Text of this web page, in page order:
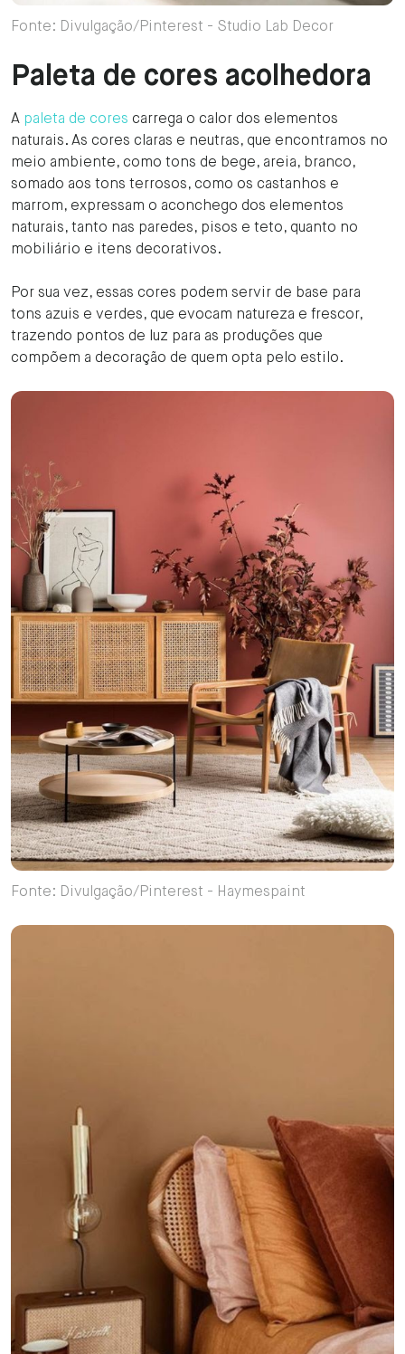
Fonte: Divulgação/Pinterest - Studio Lab Decor
Paleta de cores acolhedora
A paleta de cores carrega o calor dos elementos
naturais. As cores claras e neutras, que encontramos no
meio ambiente, como tons de bege, areia, branco,
somado aos tons terrosos, como os castanhos e
marrom, expressam o aconchego dos elementos
naturais, tanto nas paredes, pisos e teto, quanto no
mobiliário e itens decorativos.
Por sua vez, essas cores podem servir de base para
tons azuis e verdes, que evocam natureza e frescor,
trazendo pontos de luz para as produções que
compõem a decoração de quem opta pelo estilo.
Fonte: Divulgação/Pinterest - Haymespaint